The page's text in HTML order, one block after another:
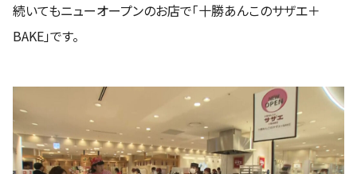
続いてもニューオープンのお店で「十勝あんこのサザエ＋
BAKE」です。